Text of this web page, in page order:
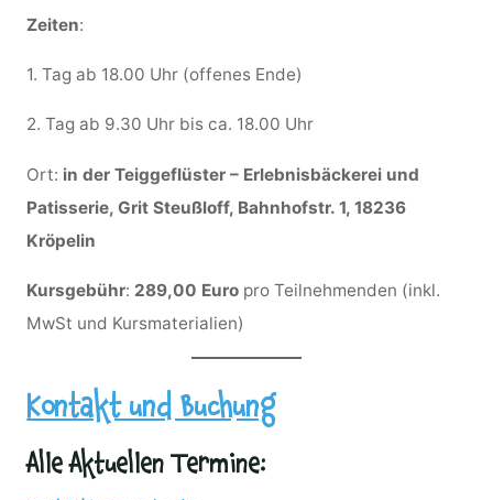
Zeiten:
1. Tag ab 18.00 Uhr (offenes Ende)
2. Tag ab 9.30 Uhr bis ca. 18.00 Uhr
Ort: in der Teiggeflüster – Erlebnisbäckerei und
Patisserie, Grit Steußloff, Bahnhofstr. 1, 18236
Kröpelin
Kursgebühr: 289,00 Euro pro Teilnehmenden (inkl.
MwSt und Kursmaterialien)
Kontakt und Buchung
Alle Aktuellen Termine: